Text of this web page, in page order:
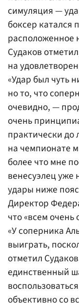
симуляция —
боксер катался
расположенное
Судаков
на
«Удар был чуть
но то, что
очевидно, —
очень
практически до
на чемпионате
более что мне
венесуэлец уже
удары ниже
Директор
что «всем
«У соперника
выиграть,
отметил
единственный
объективно со